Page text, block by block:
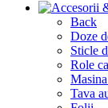
Back
Doze
Sticle
Role
Tava